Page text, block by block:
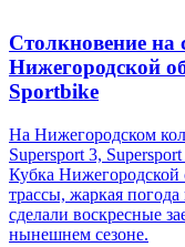
Столкновение на
Нижегородской
Sportbike
На Нижегородском
Supersport 3,
Кубка Нижегородской
трассы, жаркая
сделали воскресные
нынешнем сезоне.